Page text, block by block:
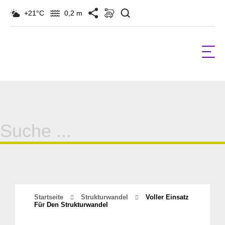
+21°C 0,2 m
Suche
für:
Startseite Strukturwandel
Voller Einsatz
Für Den Strukturwandel